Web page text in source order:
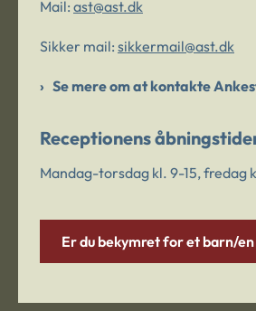
Mail: ast@ast.dk
Sikker mail: sikkermail@ast.dk
Se mere om at kontakte
Receptionens
Mandag-torsdag kl. 9-15, fredag
Er du bekymret for et barn/en